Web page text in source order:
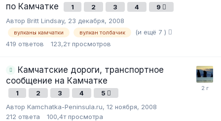
по Камчатке
1 2 3 4
9
Автор Britt Lindsay, 23 декабря, 2008
вулканы камчатки вулкан толбачик
(и ещё 7 )
419 ответов 123,2т просмотров
Камчатские дороги, транспортное
сообщение на Камчатке
1 2 3 4
5
Автор Kamchatka-Peninsula.ru, 12 ноября, 2008
212 ответа 100,4т просмотра